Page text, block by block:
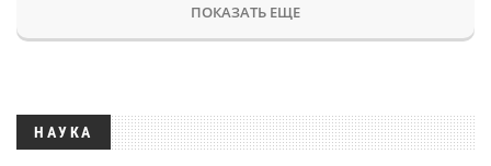
ПОКАЗАТЬ ЕЩЕ
НАУКА